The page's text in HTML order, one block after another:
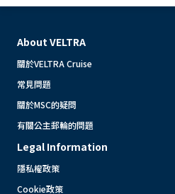
About VELTRA
關於VELTRA Cruise
常見問題
關於MSC的疑問
有關公主郵輪的問題
Legal Information
隱私權政策
Cookie政策